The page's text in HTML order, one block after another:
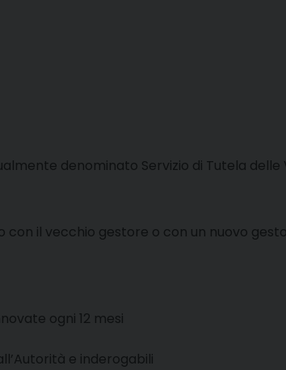
denominato Servizio di Tutela delle
il vecchio gestore o con un nuovo
ogni 12 mesi
e inderogabili